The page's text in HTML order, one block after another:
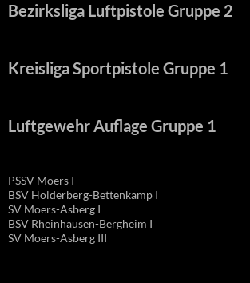
Bezirksliga Luftpistole Gruppe 2
Kreisliga Sportpistole Gruppe 1
Luftgewehr Auflage Gruppe 1
PSSV Moers I
BSV Holderberg-Bettenkamp I
SV Moers-Asberg I
BSV Rheinhausen-Bergheim I
SV Moers-Asberg III